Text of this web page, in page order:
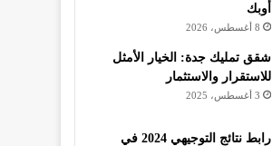
أوبك
8 أغسطس، 2026
شقق تمليك جدة: الخيار الأمثل
للاستقرار والاستثمار
3 أغسطس، 2025
رابط نتائج التوجيهي 2024 في